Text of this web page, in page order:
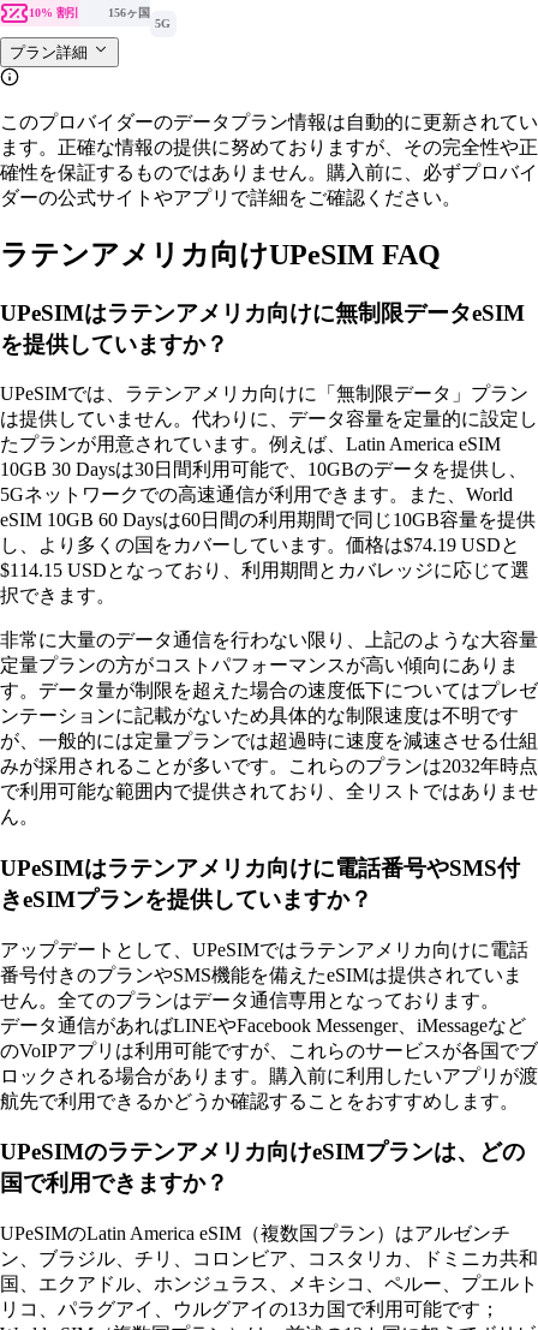
10% 割引
156ヶ国
5G
プラン詳細
このプロバイダーのデータプラン情報は自動的に更新されてい
ます。正確な情報の提供に努めておりますが、その完全性や正
確性を保証するものではありません。購入前に、必ずプロバイ
ダーの公式サイトやアプリで詳細をご確認ください。
ラテンアメリカ向けUPeSIM FAQ
UPeSIMはラテンアメリカ向けに無制限データeSIM
を提供していますか？
UPeSIMでは、ラテンアメリカ向けに「無制限データ」プラン
は提供していません。代わりに、データ容量を定量的に設定し
たプランが用意されています。例えば、Latin America eSIM
10GB 30 Daysは30日間利用可能で、10GBのデータを提供し、
5Gネットワークでの高速通信が利用できます。また、World
eSIM 10GB 60 Daysは60日間の利用期間で同じ10GB容量を提供
し、より多くの国をカバーしています。価格は$74.19 USDと
$114.15 USDとなっており、利用期間とカバレッジに応じて選
択できます。
非常に大量のデータ通信を行わない限り、上記のような大容量
定量プランの方がコストパフォーマンスが高い傾向にありま
す。データ量が制限を超えた場合の速度低下についてはプレゼ
ンテーションに記載がないため具体的な制限速度は不明です
が、一般的には定量プランでは超過時に速度を減速させる仕組
みが採用されることが多いです。これらのプランは2032年時点
で利用可能な範囲内で提供されており、全リストではありませ
ん。
UPeSIMはラテンアメリカ向けに電話番号やSMS付
きeSIMプランを提供していますか？
アップデートとして、UPeSIMではラテンアメリカ向けに電話
番号付きのプランやSMS機能を備えたeSIMは提供されていま
せん。全てのプランはデータ通信専用となっております。
データ通信があればLINEやFacebook Messenger、iMessageなど
のVoIPアプリは利用可能ですが、これらのサービスが各国でブ
ロックされる場合があります。購入前に利用したいアプリが渡
航先で利用できるかどうか確認することをおすすめします。
UPeSIMのラテンアメリカ向けeSIMプランは、どの
国で利用できますか？
UPeSIMのLatin America eSIM（複数国プラン）はアルゼンチ
ン、ブラジル、チリ、コロンビア、コスタリカ、ドミニカ共和
国、エクアドル、ホンジュラス、メキシコ、ペルー、プエルト
リコ、パラグアイ、ウルグアイの13カ国で利用可能です；